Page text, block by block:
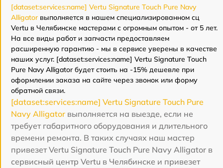
[dataset:services:name] Vertu Signature Touch Pure Navy
Alligatorвыполняется в нашем специализированном сц
Vertu в Челябинске мастерами с огромным опытом - от 5 лет.
На все виды работ и запчасти предоставляем
расширенную гарантию - мы в сервисе уверены в качестве
наших услуг. [dataset:services:name] Vertu Signature Touch
Pure Navy Alligator будет стоить на -15% дешевле при
оформлении заказа на сайте через звонок или форму
обратной связи.
[dataset:services:name] Vertu Signature Touch Pure
Navy Alligator выполняется на выезде, если не
требует габаритного оборудования и длительного
времени ремонта. В таких случаях наш мастер
привезет Vertu Signature Touch Pure Navy Alligator в
сервисный центр Vertu в Челябинске и привезет